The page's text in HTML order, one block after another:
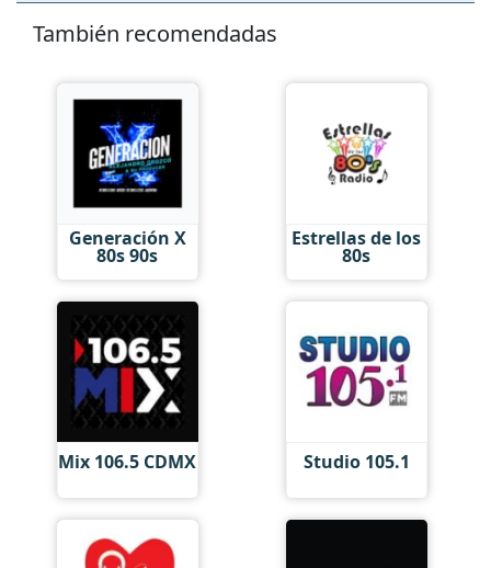
También recomendadas
Generación X
80s 90s
Estrellas de los
80s
Mix 106.5 CDMX Studio 105.1